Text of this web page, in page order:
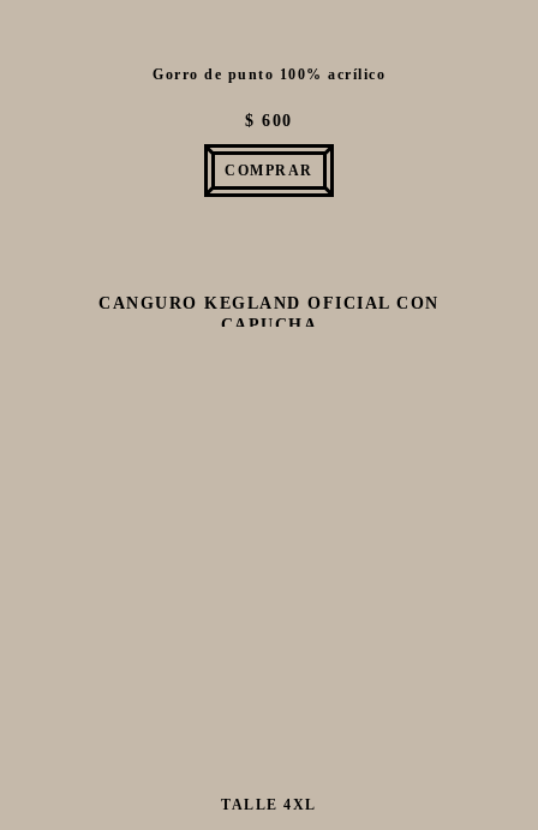
Gorro de punto 100% acrílico
$ 600
COMPRAR
CANGURO KEGLAND OFICIAL CON
CAPUCHA
TALLE 4XL